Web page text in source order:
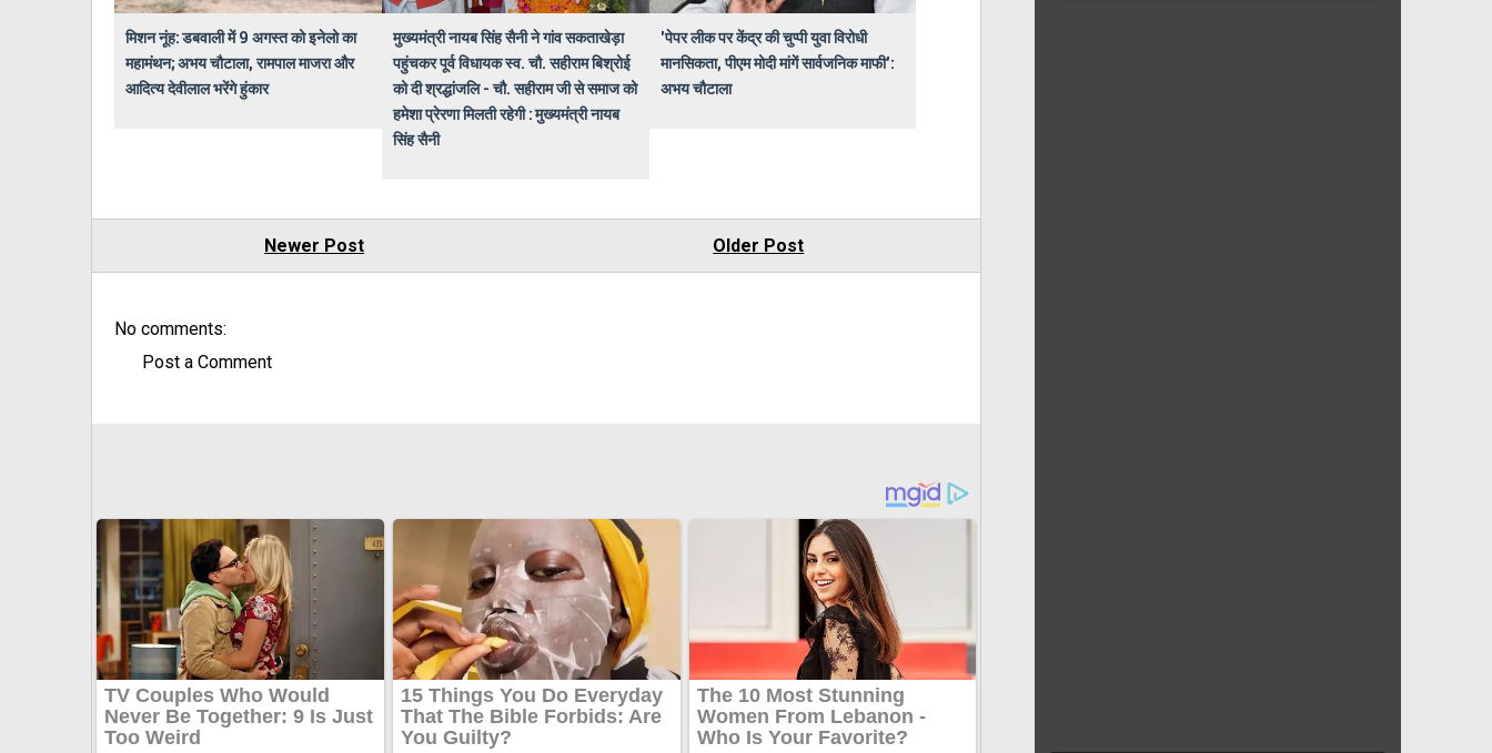
मिशन नूंह: डबवाली में 9 अगस्त को इनेलो का
महामंथन; अभय चौटाला, रामपाल माजरा और
आदित्य देवीलाल भरेंगे हुंकार
मुख्यमंत्री नायब सिंह सैनी ने गांव सकताखेड़ा
पहुंचकर पूर्व विधायक स्व. चौ. सहीराम बिश्रोई
को दी श्रद्धांजलि - चौ. सहीराम जी से समाज को
हमेशा प्रेरणा मिलती रहेगी : मुख्यमंत्री नायब
सिंह सैनी
'पेपर लीक पर केंद्र की चुप्पी युवा विरोधी
मानसिकता, पीएम मोदी मांगें सार्वजनिक माफी':
अभय चौटाला
Newer Post Older Post
No comments:
Post a Comment